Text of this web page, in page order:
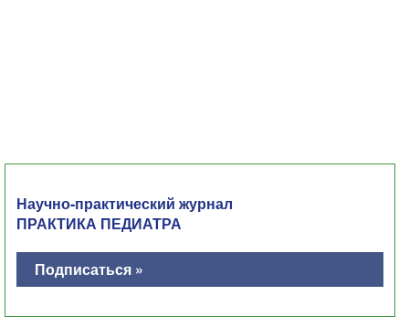
Научно-практический журнал
ПРАКТИКА ПЕДИАТРА
Подписаться »